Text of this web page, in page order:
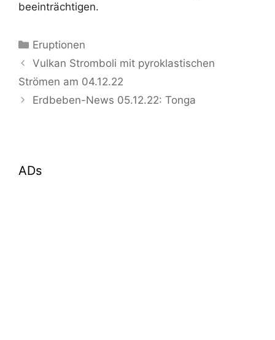
beeinträchtigen.
Kategorien
Eruptionen
Vulkan Stromboli mit pyroklastischen
Strömen am 04.12.22
Erdbeben-News 05.12.22: Tonga
ADs